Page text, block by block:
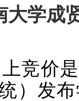
贤学
上竞价
）发